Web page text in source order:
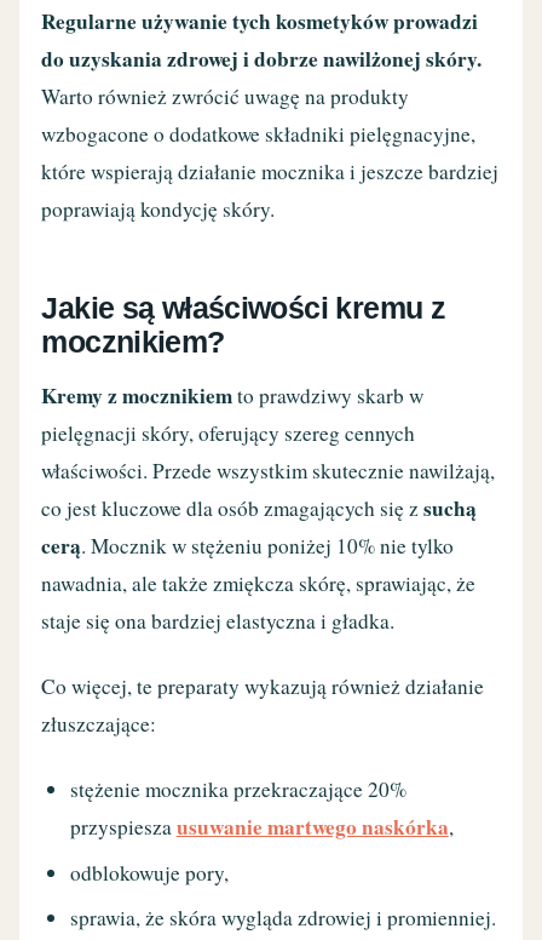
Regularne używanie tych kosmetyków prowadzi
do uzyskania zdrowej i dobrze nawilżonej skóry.
Warto również zwrócić uwagę na produkty
wzbogacone o dodatkowe składniki pielęgnacyjne,
które wspierają działanie mocznika i jeszcze bardziej
poprawiają kondycję skóry.
Jakie są właściwości kremu z
mocznikiem?
Kremy z mocznikiemto prawdziwy skarb w
pielęgnacji skóry, oferujący szereg cennych
właściwości. Przede wszystkim skutecznie nawilżają,
co jest kluczowe dla osób zmagających się zsuchą
cerą. Mocznik w stężeniu poniżej 10% nie tylko
nawadnia, ale także zmiękcza skórę, sprawiając, że
staje się ona bardziej elastyczna i gładka.
Co więcej, te preparaty wykazują również działanie
złuszczające:
stężenie mocznika przekraczające 20%
przyspieszausuwanie martwego naskórka,
odblokowuje pory,
sprawia, że skóra wygląda zdrowiej i promienniej.